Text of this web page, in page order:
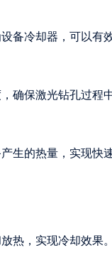
备冷却器，可以有
确保激光钻孔过程
生的热量，实现快速
热，实现冷却效果